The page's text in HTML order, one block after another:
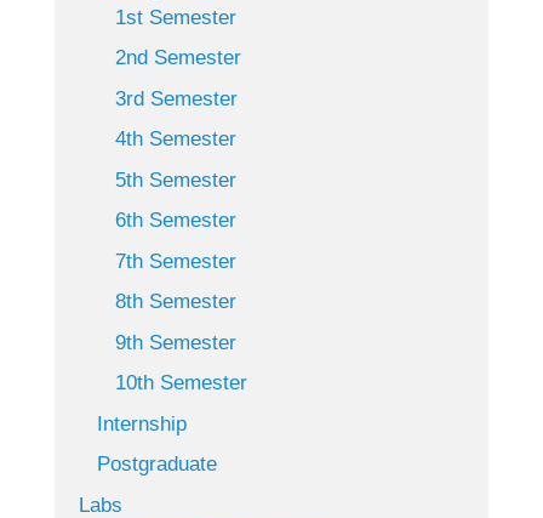
1st Semester
2nd Semester
3rd Semester
4th Semester
5th Semester
6th Semester
7th Semester
8th Semester
9th Semester
10th Semester
Internship
Postgraduate
Labs